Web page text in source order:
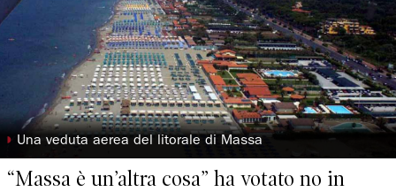
◗ Una veduta aerea del litorale di Massa
“Massa è un’altra cosa” ha votato no in